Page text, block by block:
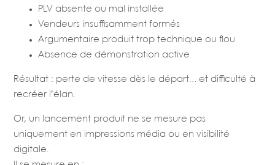
PLV absente ou mal installée
Vendeurs insuffisamment formés
Argumentaire produit trop technique ou flou
Absence de démonstration active
Résultat : perte de vitesse dès le départ… et difficulté à
recréer l’élan.
Or, un lancement produit ne se mesure pas
uniquement en impressions média ou en visibilité
digitale.